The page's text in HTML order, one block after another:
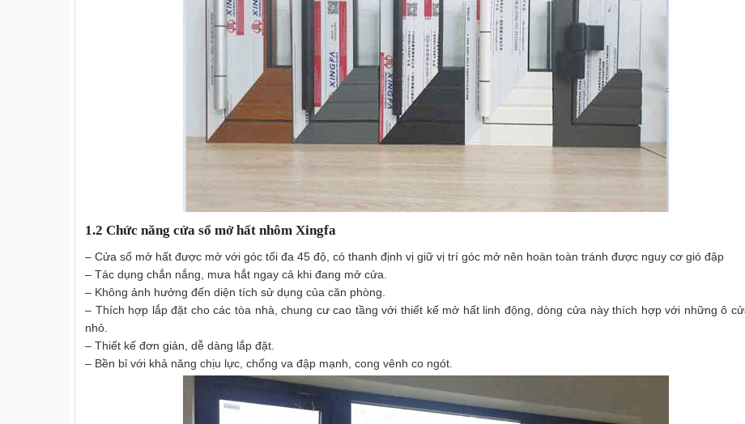
1.2 Chức năng cửa sổ mở hất nhôm Xingfa
– Cửa sổ mở hất được mở với góc tối đa 45 độ, có thanh định vị giữ vị trí góc mở nên hoàn toàn tránh được nguy cơ gió đập
– Tác dụng chắn nắng, mưa hắt ngay cả khi đang mở cửa.
– Không ảnh hưởng đến diện tích sử dụng của căn phòng.
– Thích hợp lắp đặt cho các tòa nhà, chung cư cao tầng với thiết kế mở hất linh động, dòng cửa này thích hợp với những ô
nhỏ.
– Thiết kế đơn giản, dễ dàng lắp đặt.
– Bền bỉ với khả năng chịu lực, chống va đập mạnh, cong vênh co ngót.